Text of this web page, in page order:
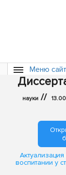
Меню
науки //
воспитании у